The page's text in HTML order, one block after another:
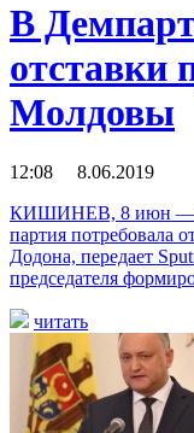
В
отставки
Молдовы
12:08 8.06.2019
КИШИНЕВ, 8 июн —
партия потребовала
Додона, передает
председателя
читать